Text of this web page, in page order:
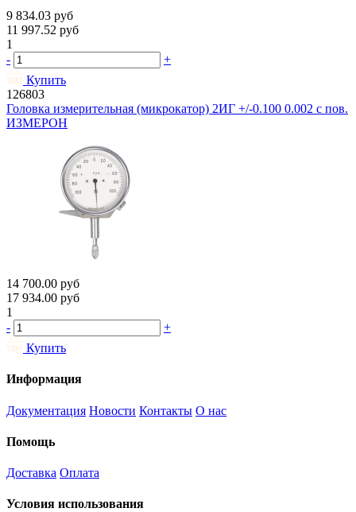
9 834.03 руб
11 997.52 руб
1
-
+
Купить
126803
Головка измерительная (микрокатор) 2ИГ +/-0.100 0.002 с пов.
ИЗМЕРОН
14 700.00 руб
17 934.00 руб
1
-
+
Купить
Информация
Документация Новости Контакты О нас
Помощь
Доставка Оплата
Условия использования